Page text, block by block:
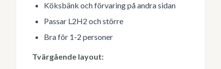
Köksbänk och förvaring på andra sidan
Passar L2H2 och större
Bra för 1-2 personer
Tvärgående layout: